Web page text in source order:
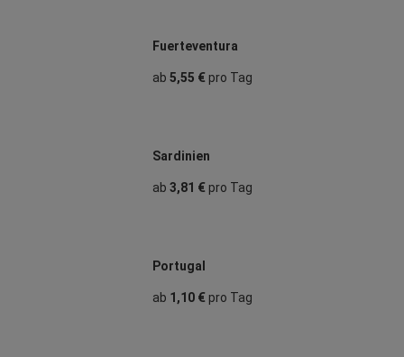
Fuerteventura
ab 5,55 €pro Tag
Sardinien
ab 3,81 €pro Tag
Portugal
ab 1,10 €pro Tag